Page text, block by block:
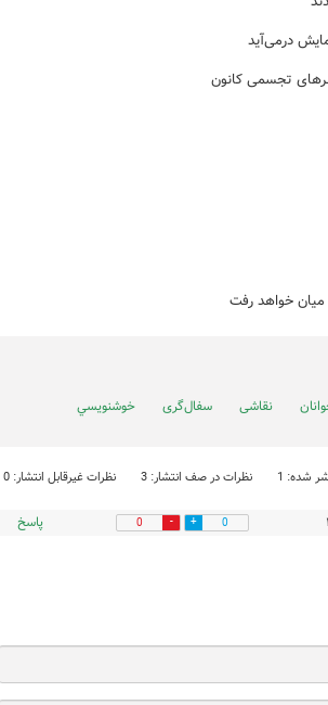
درمی‌آید
خواهد رفت
نقاشی سفال‌گری خوشنويسي
شده: 1 نظرات در صف انتشار: 3 نظرات غیرقابل انتشار: 0
0
0 پاسخ